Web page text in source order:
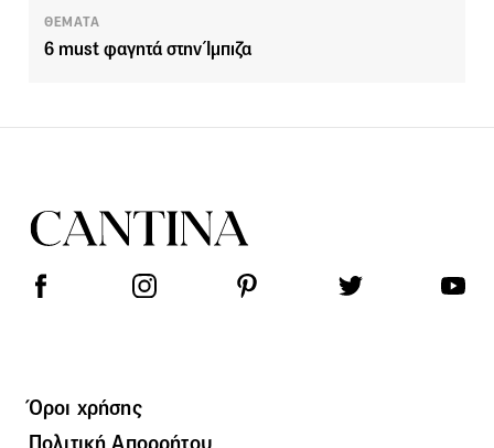
ΘΕΜΑΤΑ
6 must φαγητά στην Ίμπιζα
Όροι χρήσης
Πολιτική Απορρήτου